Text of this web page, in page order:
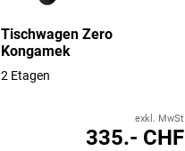
Tischwagen Zero
Kongamek
2 Etagen
exkl. MwSt
335.- CHF